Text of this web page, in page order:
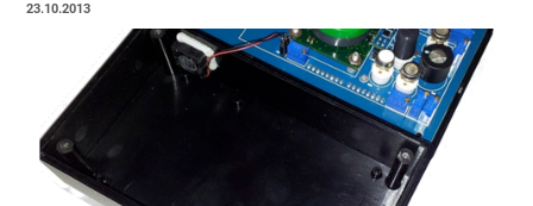
23.10.2013